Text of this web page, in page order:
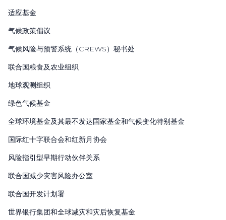
适应基金
气候政策倡议
气候风险与预警系统（CREWS）秘书处
联合国粮食及农业组织
地球观测组织
绿色气候基金
全球环境基金及其最不发达国家基金和气候变化特别基金
国际红十字联合会和红新月协会
风险指引型早期行动伙伴关系
联合国减少灾害风险办公室
联合国开发计划署
世界银行集团和全球减灾和灾后恢复基金